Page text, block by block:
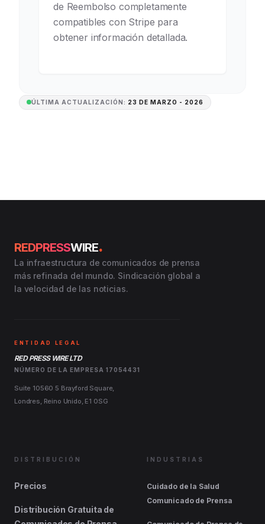
de Reembolso completamente
compatibles con Stripe para
obtener información detallada.
ÚLTIMA ACTUALIZACIÓN: 23 DE MARZO - 2026
REDPRESSWIRE.
La infraestructura de comunicados de prensa
más refinada del mundo. Sindicación global a
la velocidad de las noticias.
ENTIDAD LEGAL
RED PRESS WIRE LTD
NÚMERO DE LA EMPRESA 17054431
Suite 10560 5 Brayford Square,
Londres, Reino Unido, E1 0SG
DISTRIBUCIÓN
Precios
Distribución Gratuita de
INDUSTRIAS
Cuidado de la Salud
Comunicado de Prensa